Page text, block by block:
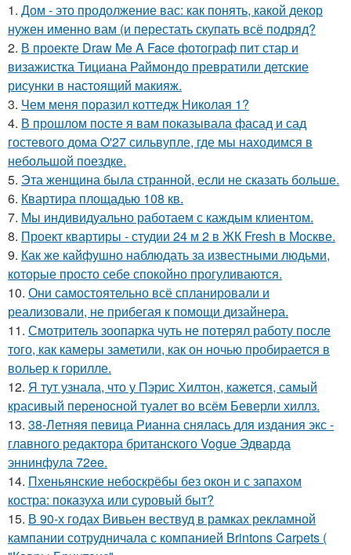
1. Дом - это продолжение вас: как понять, какой декор
нужен именно вам (и перестать скупать всё подряд?
2. В проекте Draw Me A Face фотограф пит стар и
визажистка Тициана Раймондо превратили детские
рисунки в настоящий макияж.
3. Чем меня поразил коттедж Николая 1?
4. В прошлом посте я вам показывала фасад и сад
гостевого дома O'27 сильвупле, где мы находимся в
небольшой поездке.
5. Эта женщина была странной, если не сказать больше.
6. Квартира площадью 108 кв.
7. Мы индивидуально работаем с каждым клиентом.
8. Проект квартиры - студии 24 м 2 в ЖК Fresh в Москве.
9. Как же кайфушно наблюдать за известными людьми,
которые просто себе спокойно прогуливаются.
10. Они самостоятельно всё спланировали и
реализовали, не прибегая к помощи дизайнера.
11. Смотритель зоопарка чуть не потерял работу после
того, как камеры заметили, как он ночью пробирается в
вольер к горилле.
12. Я тут узнала, что у Пэрис Хилтон, кажется, самый
красивый переносной туалет во всём Беверли хиллз.
13. 38-Летняя певица Рианна снялась для издания экс -
главного редактора британского Vogue Эдварда
эннинфула 72ee.
14. Пхеньянские небоскрёбы без окон и с запахом
костра: показуха или суровый быт?
15. В 90-х годах Вивьен вествуд в рамках рекламной
кампании сотрудничала с компанией Brintons Carpets (